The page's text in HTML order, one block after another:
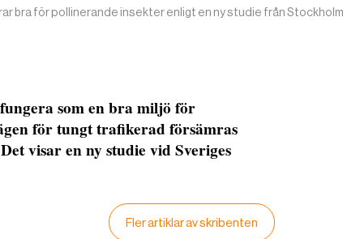
bra för pollinerande insekter enligt en ny studie från
som en bra miljö för
för tungt trafikerad försämras
visar en ny studie vid Sveriges
Fler artiklar av skribenten